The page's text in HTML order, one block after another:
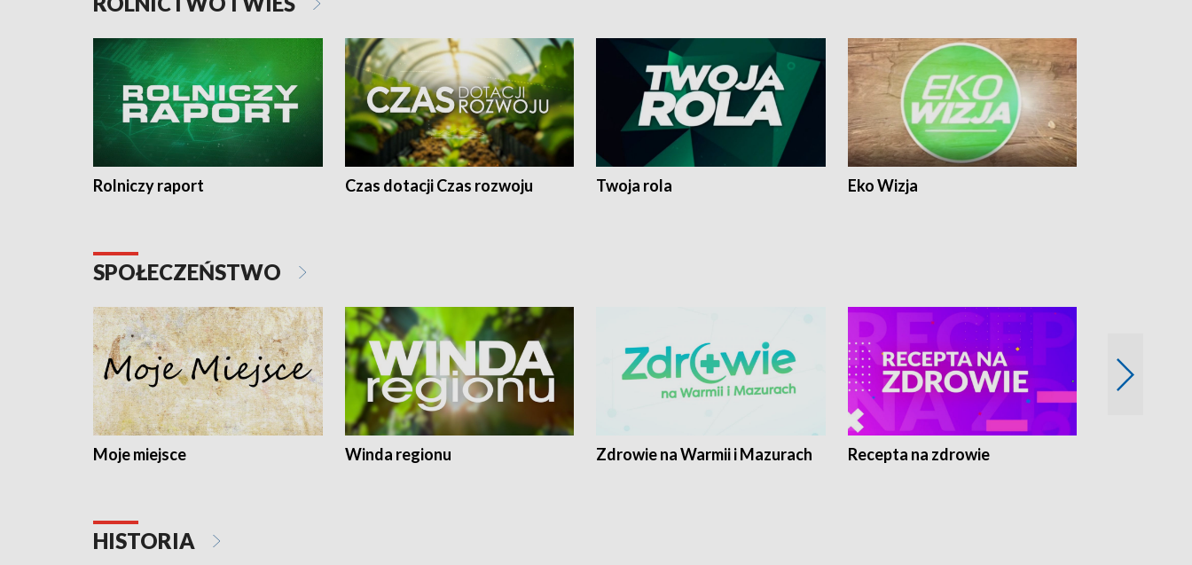
Rolniczy raport Czas dotacji Czas rozwoju Twoja rola Eko Wizja
SPOŁECZEŃSTWO
Moje miejsce Winda regionu Zdrowie na Warmii i Mazurach Recepta na zdrowie
HISTORIA